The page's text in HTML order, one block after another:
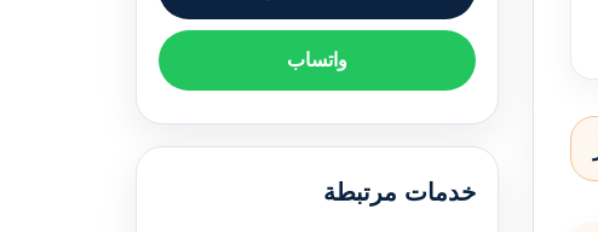
واتساب
خدمات مرتبطة